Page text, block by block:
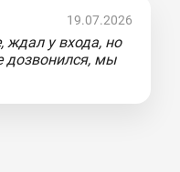
19.07.2026
ждал у входа, но
дозвонился, мы